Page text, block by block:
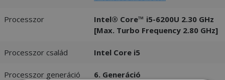
Processzor
Intel® Core™ i5-6200U 2.30 GHz
[Max. Turbo Frequency 2.80 GHz]
Processzor család Intel Core i5
Processzor generáció 6. Generáció